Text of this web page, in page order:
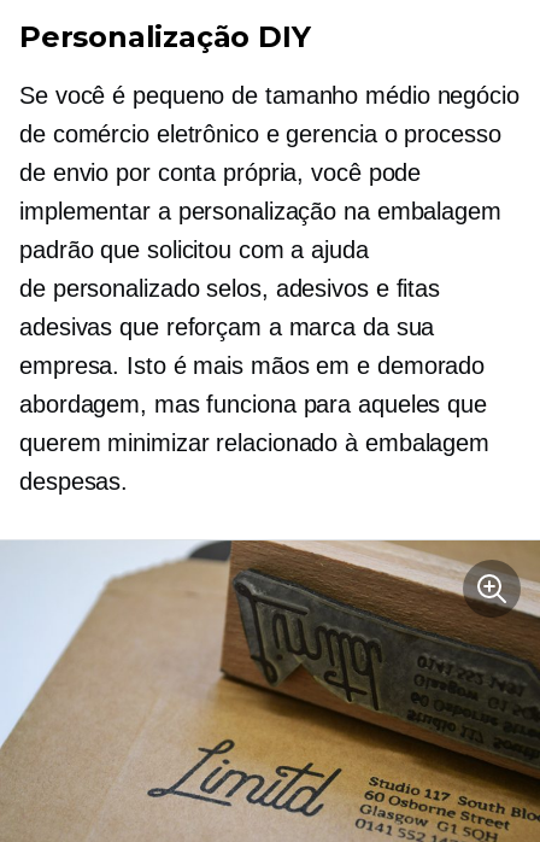
Personalização DIY
Se você é pequenode tamanho médionegócio
de comércio eletrônico e gerencia o processo
de envio por conta própria, você pode
implementar a personalização na embalagem
padrão que solicitou com a ajuda
de personalizadoselos, adesivos e fitas
adesivas que reforçam a marca da sua
empresa. Isto é mais mãos em e demorado
abordagem, mas funciona para aqueles que
querem minimizar relacionado à embalagem
despesas.